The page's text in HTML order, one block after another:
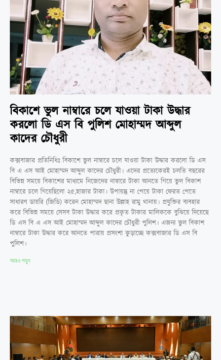
বিকাশে ভুল নাম্বারে চলে যাওয়া টাকা উদ্ধার
করলো ডি এস বি পুলিশ মোহাম্মদ আব্দুল
কাদের চৌধুরী
কক্সবাজার প্রতিনিধিঃ বিকাশে ভুল নাম্বারে চলে যাওয়া টাকা উদ্ধার করলো ডি এস
বি এ এস আই মোহাম্মদ আব্দুল কাদের চৌধুরী। এদের প্রত্যেকেরই চলতি বছরের
বিভিন্ন সময়ে বিকাশের মাধ্যমে নিজেদের নাম্বারে টাকা আনতে গিয়ে ভুল বিকাশ
নাম্বারে চলে গিয়েছিলো ২৫,হাজার টাকা। উপায়ন্তু না পেয়ে টাকা ফেরত পেতে
সাধারণ ডায়রি (জিডি) করেন মোহাম্মদ ছানা উল্লাহ রামু থানায়। প্রযুক্তির ব্যবহার
করে বিভিন্ন সময়ে সেসব টাকা উদ্ধার করে প্রকৃত টাকার মালিককে বুঝিয়ে দিয়েছে
ডি এস বি এ এস আই মোহাম্মদ আব্দুল কাদের চৌধুরী পুলিশ। এজন্য ভুল বিকাশ
নাম্বারে টাকা উদ্ধার করে আনতে পারায় প্রসংশা কুড়াচ্ছে কক্সবাজার ডি এস বি
পুলিশ।
আরও পড়ুন